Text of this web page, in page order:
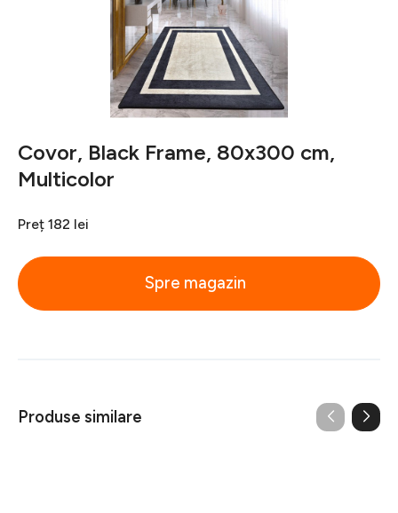
Covor, Black Frame, 80x300 cm,
Multicolor
Preț 182 lei
Spre magazin
Produse similare